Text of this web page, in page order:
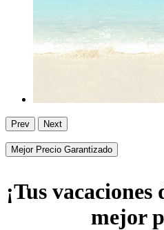
Prev Next
Mejor Precio Garantizado
¡Tus
mejor